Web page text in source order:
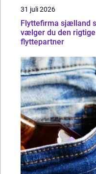
31 juli 2026
Flyttefirma sjælland sådan
vælger du den rigtige
flyttepartner